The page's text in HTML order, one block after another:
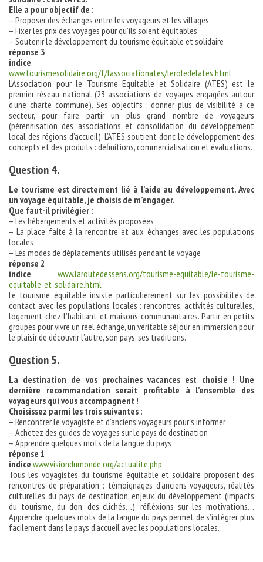
Elle a pour objectif de :
– Proposer des échanges entre les voyageurs et les villages
– Fixer les prix des voyages pour qu’ils soient équitables
– Soutenir le développement du tourisme équitable et solidaire
réponse 3
indice
www.tourismesolidaire.org/f/lassociationates/leroledelates.html
L’Association pour le Tourisme Equitable et Solidaire (ATES) est le
premier réseau national (23 associations de voyages engagées autour
d’une charte commune). Ses objectifs : donner plus de visibilité à ce
secteur, pour faire partir un plus grand nombre de voyageurs
(pérennisation des associations et consolidation du développement
local des régions d’accueil). L’ATES soutient donc le développement des
concepts et des produits : définitions, commercialisation et évaluations.
Question 4.
Le tourisme est directement lié à l’aide au développement. Avec
un voyage équitable, je choisis de m’engager.
Que faut-il privilégier :
– Les hébergements et activités proposées
– La place faite à la rencontre et aux échanges avec les populations
locales
– Les modes de déplacements utilisés pendant le voyage
réponse 2
indice www.laroutedessens.org/tourisme-equitable/le-tourisme-
equitable-et-solidaire.html
Le tourisme équitable insiste particulièrement sur les possibilités de
contact avec les populations locales : rencontres, activités culturelles,
logement chez l’habitant et maisons communautaires. Partir en petits
groupes pour vivre un réel échange, un véritable séjour en immersion pour
le plaisir de découvrir l’autre, son pays, ses traditions.
Question 5.
La destination de vos prochaines vacances est choisie ! Une
dernière recommandation serait profitable à l’ensemble des
voyageurs qui vous accompagnent !
Choisissez parmi les trois suivantes :
– Rencontrer le voyagiste et d’anciens voyageurs pour s’informer
– Achetez des guides de voyages sur le pays de destination
– Apprendre quelques mots de la langue du pays
réponse 1
indice www.visiondumonde.org/actualite.php
Tous les voyagistes du tourisme équitable et solidaire proposent des
rencontres de préparation : témoignages d’anciens voyageurs, réalités
culturelles du pays de destination, enjeux du développement (impacts
du tourisme, du don, des clichés…), réfléxions sur les motivations…
Apprendre quelques mots de la langue du pays permet de s’intégrer plus
facilement dans le pays d’accueil avec les populations locales.